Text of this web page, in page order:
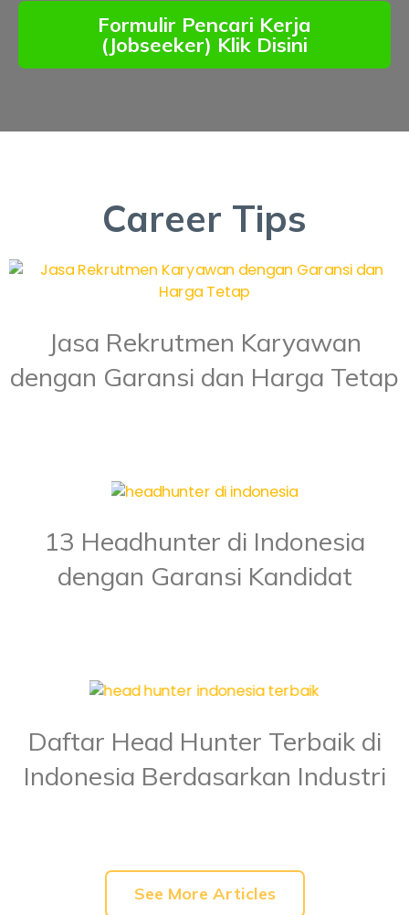
Formulir Pencari Kerja
(Jobseeker) Klik Disini
Career Tips
Jasa Rekrutmen Karyawan
dengan Garansi dan Harga Tetap
13 Headhunter di Indonesia
dengan Garansi Kandidat
Daftar Head Hunter Terbaik di
Indonesia Berdasarkan Industri
See More Articles